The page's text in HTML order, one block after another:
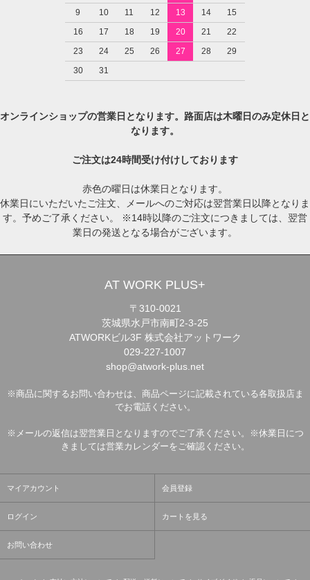
9
10 11 12 13 14
15
16
17 18 19 20 21
22
23
24 25 26 27 28
29
30
31
オンラインショップの営業日となります。路面店は木曜日のみ定休日と
なります。
ご注文は24時間受け付けしております
赤色の曜日は休業日となります。
休業日にいただいたご注文、メールへのご対応は翌営業日以降となりま
す。予めご了承ください。 ※14時以降のご注文につきましては、翌営
業日の発送となる場合がございます。
AT WORK PLUS+
〒310-0021
茨城県水戸市南町2-3-25
ATWORKビル3F 株式会社アットワーク
029-227-1007
shop@atwork-plus.net
※商品に関するお問い合わせは、商品ページに記載されている各取扱店ま
でお電話ください。
※メールの返信は翌営業日となりますのでご了承ください。※休業日につ
きましては営業カレンダーをご確認ください。
マイアカウント 会員登録
ログイン カートを見る
お問い合わせ